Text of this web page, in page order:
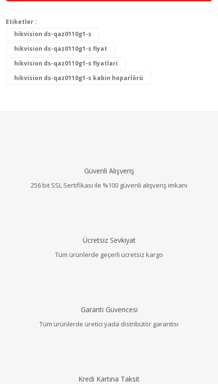
Etiketler :
hikvision ds-qaz0110g1-s
hikvision ds-qaz0110g1-s fiyat
hikvision ds-qaz0110g1-s fiyatlari
hikvision ds-qaz0110g1-s kabin hoparlörü
Güvenli Alışveriş
256 bit SSL Sertifikası ile %100 güvenli alışveriş imkanı
Ücretsiz Sevkiyat
Tüm ürünlerde geçerli ücretsiz kargo
Garanti Güvencesi
Tüm ürünlerde üretici yada distribütör garantisi
Kredi Kartına Taksit